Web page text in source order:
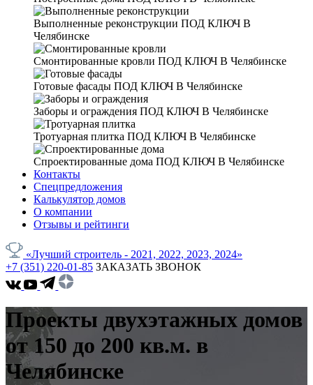
Выполненные реконструкции ПОД КЛЮЧ В
Челябинске
Смонтированные кровли ПОД КЛЮЧ В Челябинске
Готовые фасады ПОД КЛЮЧ В Челябинске
Заборы и ограждения ПОД КЛЮЧ В Челябинске
Тротуарная плитка ПОД КЛЮЧ В Челябинске
Спроектированные дома ПОД КЛЮЧ В Челябинске
Контакты
Спецпредложения
Калькулятор домов
О компании
Отзывы и рейтинги
«Лучший строитель - 2021, 2022, 2023, 2024»
+7 (351) 220-01-85 ЗАКАЗАТЬ ЗВОНОК
Проекты двухэтажных домов
от 150 до 200 кв.м. в
Челябинске